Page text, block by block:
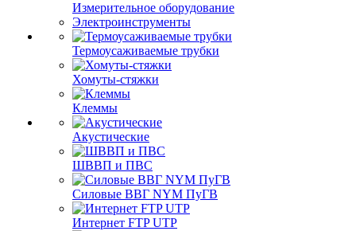
Измерительное оборудование
Электроинструменты
Термоусаживаемые трубки
Хомуты-стяжки
Клеммы
Акустические
ШВВП и ПВС
Силовые ВВГ NYM ПуГВ
Интернет FTP UTP